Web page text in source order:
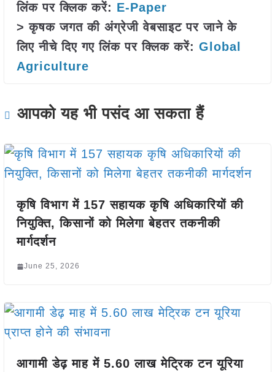
लिंक पर क्लिक करें: E-Paper
> कृषक जगत की अंग्रेजी वेबसाइट पर जाने के
लिए नीचे दिए गए लिंक पर क्लिक करें: Global
Agriculture
आपको यह भी पसंद आ सकता हैं
कृषि विभाग में 157 सहायक कृषि अधिकारियों की
नियुक्ति, किसानों को मिलेगा बेहतर तकनीकी
मार्गदर्शन
June 25, 2026
आगामी डेढ़ माह में 5.60 लाख मेट्रिक टन यूरिया